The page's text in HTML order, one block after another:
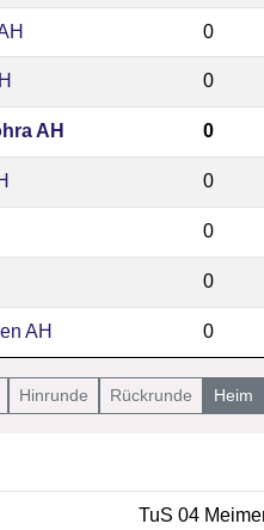
0
0
AH 0
0
0
0
AH 0
Hinrunde Rückrunde Heim
TuS 04